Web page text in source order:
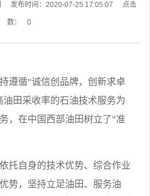
发布时间：2020-07-25 17:05:07 点击
数： 0
遵循“诚信创品牌，创新求卓
油田采收率的石油技术服务为
，在中国西部油田树立了“准
托自身的技术优势、综合作业
势，坚持立足油田、服务油